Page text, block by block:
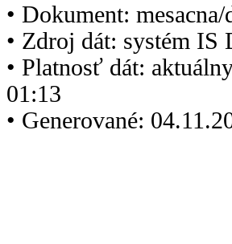
• Dokument:
• Zdroj dát: systém IS
• Platnosť dát:
01:13
• Generované: